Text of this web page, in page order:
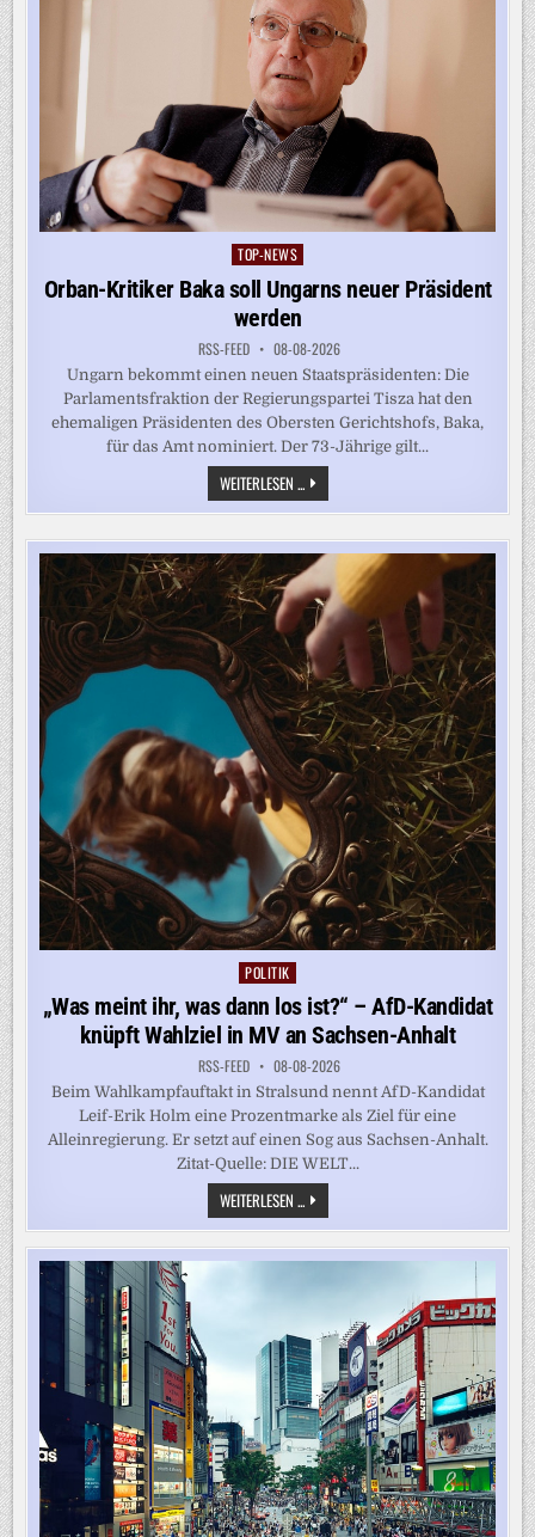
Posted
TOP-NEWS
Orban-Kritiker Baka soll Ungarns neuer Präsident
werden
RSS-FEED 08-08-2026
Ungarn bekommt einen neuen Staatspräsidenten: Die
Parlamentsfraktion der Regierungspartei Tisza hat den
ehemaligen Präsidenten des Obersten Gerichtshofs, Baka,
für das Amt nominiert. Der 73-Jährige gilt...
WEITERLESEN ... ORBAN-
KRITIKER
BAKA
UNGARNS
NEUER
PRÄSIDENT
WERDEN
Posted
POLITIK
„Was meint ihr, was dann los ist?“ – AfD-Kandidat
knüpft Wahlziel in MV an Sachsen-Anhalt
RSS-FEED 08-08-2026
Beim Wahlkampfauftakt in Stralsund nennt AfD-Kandidat
Leif-Erik Holm eine Prozentmarke als Ziel für eine
Alleinregierung. Er setzt auf einen Sog aus Sachsen-Anhalt.
Zitat-Quelle: DIE WELT...
WEITERLESEN ... „WAS
MEINT
IHR,
WAS
DANN
IST?“
AFD-
KANDIDAT
KNÜPFT
WAHLZIEL
IN
MV
AN
SACHSEN-
ANHALT